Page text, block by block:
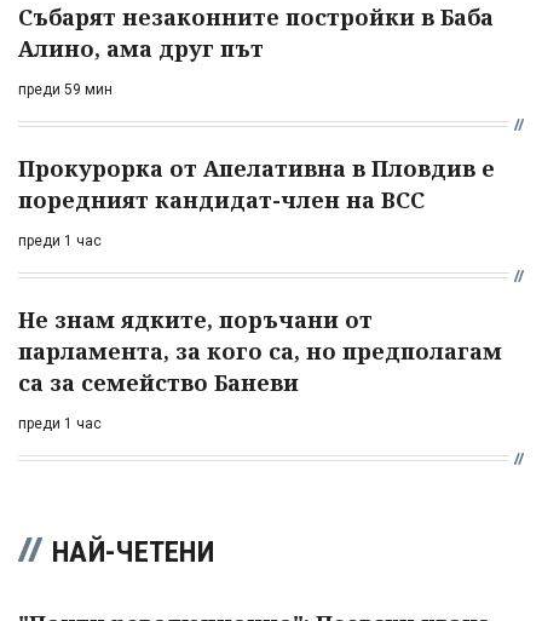
Събарят незаконните постройки в Баба
Алино, ама друг път
преди 59 мин
Прокурорка от Апелативна в Пловдив е
поредният кандидат-член на ВСС
преди 1 час
Не знам ядките, поръчани от
парламента, за кого са, но предполагам
са за семейство Баневи
преди 1 час
НАЙ-ЧЕТЕНИ